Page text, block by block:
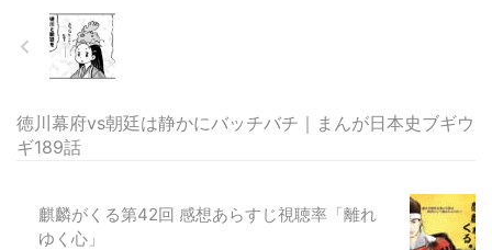
徳川幕府vs朝廷は静かにバッチバチ｜まんが日本史ブギウ
ギ189話
麒麟がくる第42回 感想あらすじ視聴率「離れ
ゆく心」